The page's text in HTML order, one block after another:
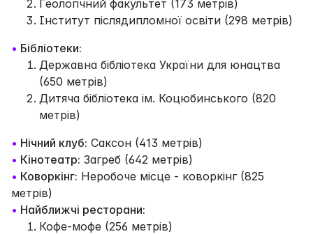
Геологічний факультет (173 метрів)
Інститут післядипломної освіти (298 метрів)
• Бібліотеки:
Державна бібліотека України для юнацтва
(650 метрів)
Дитяча бібліотека ім. Коцюбинського (820
метрів)
• Нічний клуб: Саксон (413 метрів)
• Кінотеатр: Загреб (642 метрів)
• Коворкінг: Неробоче місце - коворкінг (825
метрів)
• Найближчі ресторани:
Кофе-мофе (256 метрів)